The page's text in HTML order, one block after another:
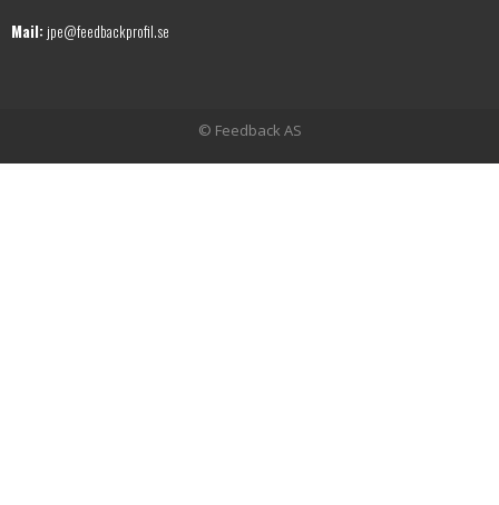
Mail: jpe@feedbackprofil.se
© Feedback AS